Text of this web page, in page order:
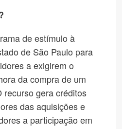
de estímulo à
de São Paulo para
a exigirem o
da compra de um
recurso gera créditos
das aquisições e
a participação em